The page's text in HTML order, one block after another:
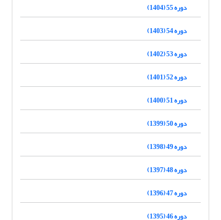
دوره 55 (1404)
دوره 54 (1403)
دوره 53 (1402)
دوره 52 (1401)
دوره 51 (1400)
دوره 50 (1399)
دوره 49 (1398)
دوره 48 (1397)
دوره 47 (1396)
دوره 46 (1395)